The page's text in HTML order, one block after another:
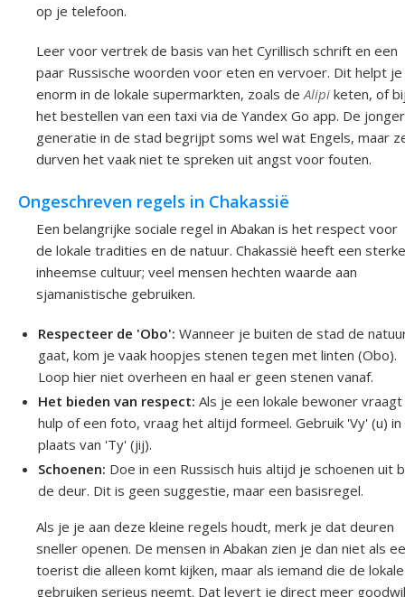
op je telefoon.
Leer voor vertrek de basis van het Cyrillisch schrift en een
paar Russische woorden voor eten en vervoer. Dit helpt je
enorm in de lokale supermarkten, zoals deAlipi keten, of
het bestellen van een taxi via de Yandex Go app. De
generatie in de stad begrijpt soms wel wat Engels, maar
durven het vaak niet te spreken uit angst voor fouten.
Ongeschreven regels in Chakassië
Een belangrijke sociale regel in Abakan is het respect voor
de lokale tradities en de natuur. Chakassië heeft een sterke
inheemse cultuur; veel mensen hechten waarde aan
sjamanistische gebruiken.
Respecteer de 'Obo': Wanneer je buiten de stad de
gaat, kom je vaak hoopjes stenen tegen met linten (Obo).
Loop hier niet overheen en haal er geen stenen vanaf.
Het bieden van respect: Als je een lokale bewoner
hulp of een foto, vraag het altijd formeel. Gebruik 'Vy' (u) in
plaats van 'Ty' (jij).
Schoenen: Doe in een Russisch huis altijd je schoenen uit
de deur. Dit is geen suggestie, maar een basisregel.
Als je je aan deze kleine regels houdt, merk je dat deuren
sneller openen. De mensen in Abakan zien je dan niet als
toerist die alleen komt kijken, maar als iemand die de lokale
gebruiken serieus neemt. Dat levert je direct meer